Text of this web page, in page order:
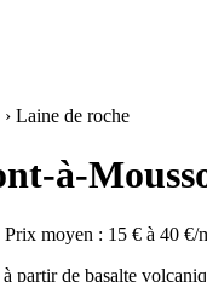
› Laine de roche
à-
moyen : 15 € à 40 €/
partir de basalte